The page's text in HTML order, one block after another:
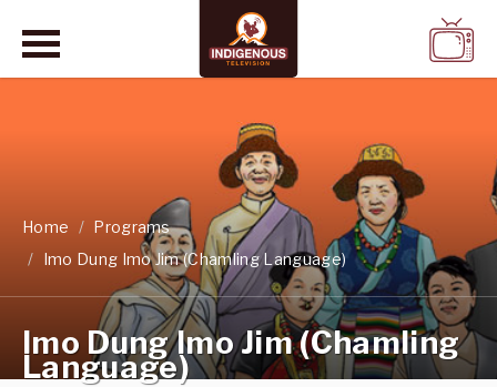
Home
Programs
Imo Dung Imo Jim (Chamling Language)
Imo Dung Imo Jim (Chamling
Language)